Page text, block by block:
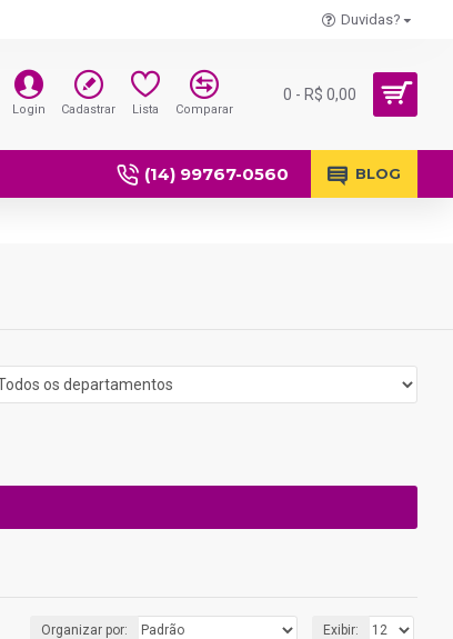
Duvidas?
Login Cadastrar Lista Comparar
0 - R$ 0,00
(14) 99767-0560 BLOG
Organizar por: Exibir: